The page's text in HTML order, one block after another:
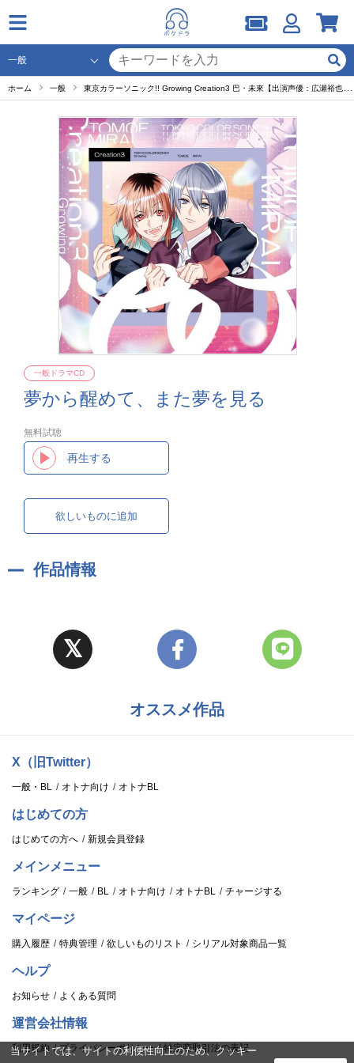
ホーム 一般 東京カラーソニック!! Growing Creation3 巴・未來【出演声優：広瀬裕也 木村良平 中島ヨシキ 浪川大輔 橘龍丸 小西克幸 諏訪部順一 寺島拓篤 星野貴紀】
夢から醒めて、また夢を見る
一般ドラマCD
無料試聴
再生する
欲しいものに追加
作品情報
オススメ作品
X（旧Twitter）
一般・BL オトナ向け オトナBL
はじめての方
はじめての方へ 新規会員登録
メインメニュー
ランキング 一般 BL オトナ向け オトナBL チャージする
マイページ
購入履歴 特典管理 欲しいものリスト シリアル対象商品一覧
ヘルプ
お知らせ よくある質問
運営会社情報
利用規約 プライバシーポリシー 特定商取引法の表記
当サイトでは、サイトの利便性向上のため、クッキー